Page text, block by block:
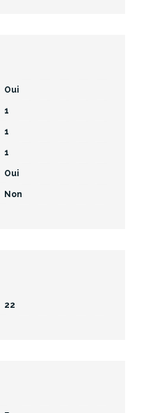
Oui
1
1
1
Oui
Non
22